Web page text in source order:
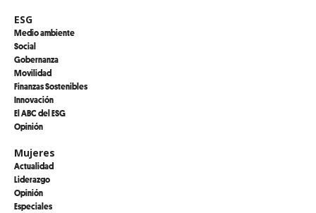
ESG
Medio ambiente
Social
Gobernanza
Movilidad
Finanzas Sostenibles
Innovación
El ABC del ESG
Opinión
Mujeres
Actualidad
Liderazgo
Opinión
Especiales